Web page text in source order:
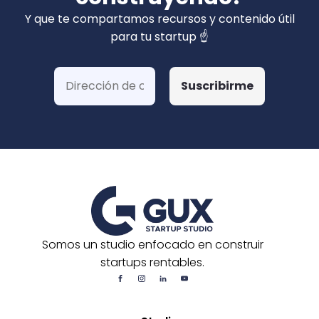
privados). Hemos ganado más de 15 fondos
de Corfo y 3 Startups Chile, además de otras
postulaciones o convocatorias.
Y que te compartamos recursos y contenido útil
para tu startup ☝️
Somos un studio enfocado en construir
startups rentables.